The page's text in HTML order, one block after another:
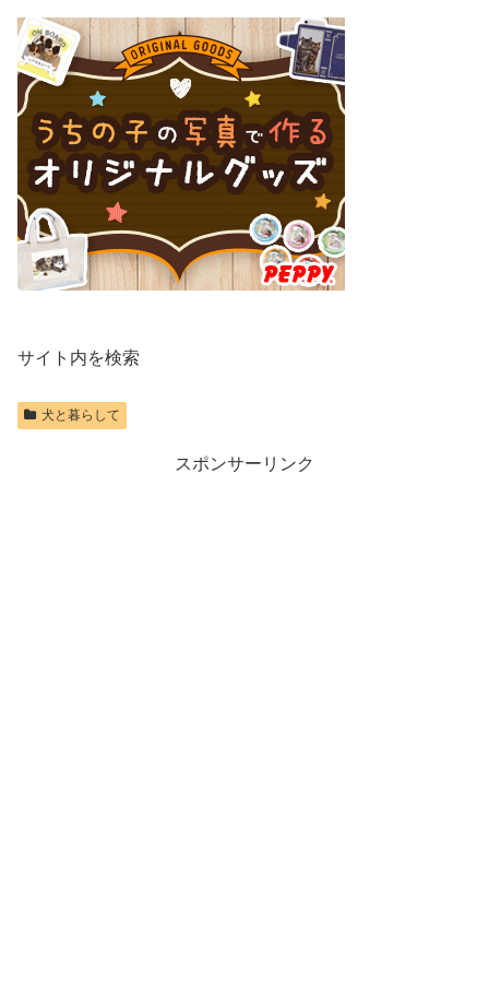
サイト内を検索
犬と暮らして
スポンサーリンク